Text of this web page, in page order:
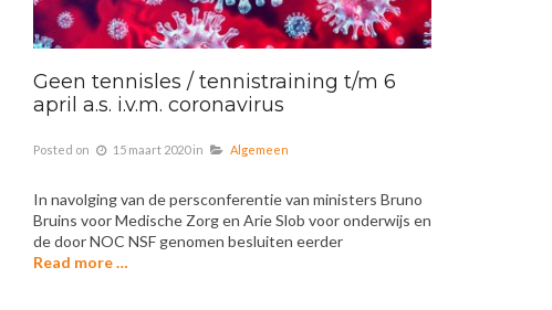
Geen tennisles / tennistraining t/m 6
april a.s. i.v.m. coronavirus
Posted on 15 maart 2020 in Algemeen
In navolging van de persconferentie van ministers Bruno
Bruins voor Medische Zorg en Arie Slob voor onderwijs en
de door NOC NSF genomen besluiten eerder
Read more …